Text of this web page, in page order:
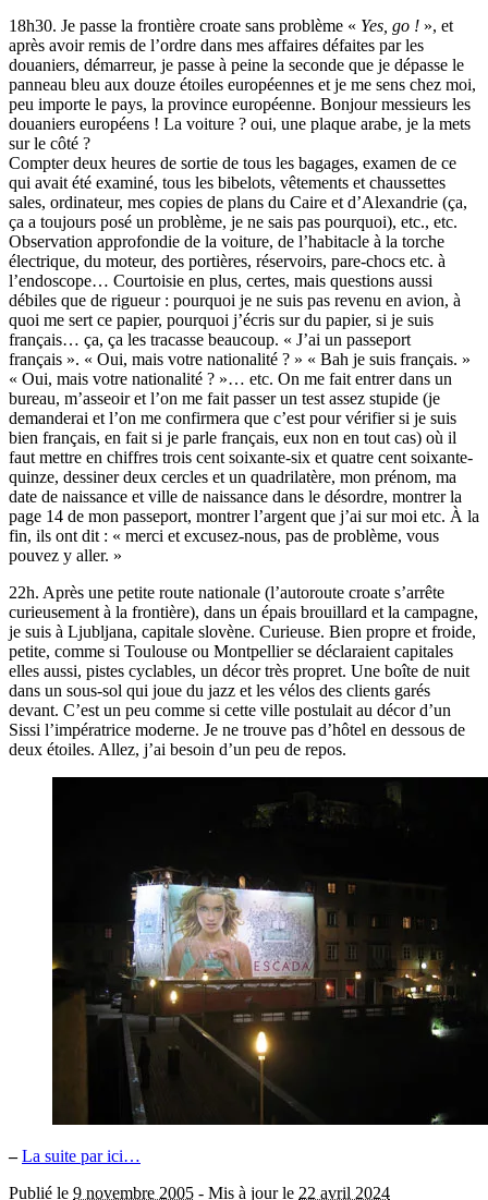
18h30. Je passe la frontière croate sans problème « Yes, go ! », et
après avoir remis de l’ordre dans mes affaires défaites par les
douaniers, démarreur, je passe à peine la seconde que je dépasse le
panneau bleu aux douze étoiles européennes et je me sens chez moi,
peu importe le pays, la province européenne. Bonjour messieurs les
douaniers européens ! La voiture ? oui, une plaque arabe, je la mets
sur le côté ?
Compter deux heures de sortie de tous les bagages, examen de ce
qui avait été examiné, tous les bibelots, vêtements et chaussettes
sales, ordinateur, mes copies de plans du Caire et d’Alexandrie (ça,
ça a toujours posé un problème, je ne sais pas pourquoi), etc., etc.
Observation approfondie de la voiture, de l’habitacle à la torche
électrique, du moteur, des portières, réservoirs, pare-chocs etc. à
l’endoscope… Courtoisie en plus, certes, mais questions aussi
débiles que de rigueur : pourquoi je ne suis pas revenu en avion, à
quoi me sert ce papier, pourquoi j’écris sur du papier, si je suis
français… ça, ça les tracasse beaucoup. « J’ai un passeport
français ». « Oui, mais votre nationalité ? » « Bah je suis français. »
« Oui, mais votre nationalité ? »… etc. On me fait entrer dans un
bureau, m’asseoir et l’on me fait passer un test assez stupide (je
demanderai et l’on me confirmera que c’est pour vérifier si je suis
bien français, en fait si je parle français, eux non en tout cas) où il
faut mettre en chiffres trois cent soixante-six et quatre cent soixante-
quinze, dessiner deux cercles et un quadrilatère, mon prénom, ma
date de naissance et ville de naissance dans le désordre, montrer la
page 14 de mon passeport, montrer l’argent que j’ai sur moi etc. À la
fin, ils ont dit : « merci et excusez-nous, pas de problème, vous
pouvez y aller. »
22h. Après une petite route nationale (l’autoroute croate s’arrête
curieusement à la frontière), dans un épais brouillard et la campagne,
je suis à Ljubljana, capitale slovène. Curieuse. Bien propre et froide,
petite, comme si Toulouse ou Montpellier se déclaraient capitales
elles aussi, pistes cyclables, un décor très propret. Une boîte de nuit
dans un sous-sol qui joue du jazz et les vélos des clients garés
devant. C’est un peu comme si cette ville postulait au décor d’un
Sissi l’impératrice moderne. Je ne trouve pas d’hôtel en dessous de
deux étoiles. Allez, j’ai besoin d’un peu de repos.
– La suite par ici…
Publié le 9 novembre 2005 - Mis à jour le 22 avril 2024